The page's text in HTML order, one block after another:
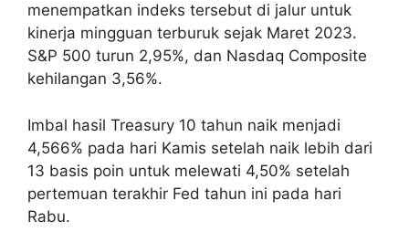
menempatkan indeks tersebut di jalur untuk
kinerja mingguan terburuk sejak Maret 2023.
S&P 500 turun 2,95%, dan Nasdaq Composite
kehilangan 3,56%.
Imbal hasil Treasury 10 tahun naik menjadi
4,566% pada hari Kamis setelah naik lebih dari
13 basis poin untuk melewati 4,50% setelah
pertemuan terakhir Fed tahun ini pada hari
Rabu.